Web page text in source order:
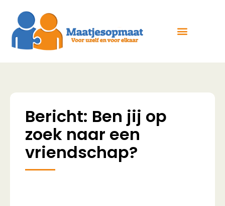
Bericht: Ben jij op
zoek naar een
vriendschap?